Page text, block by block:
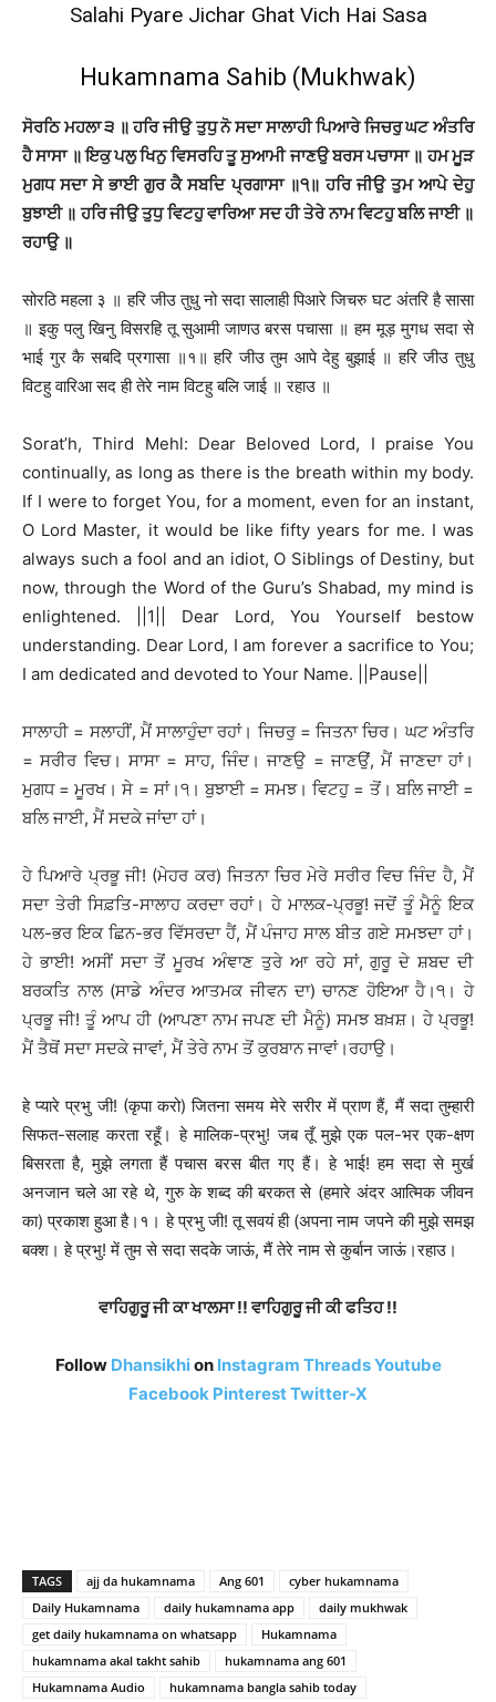
Salahi Pyare Jichar Ghat Vich Hai Sasa
Hukamnama Sahib (Mukhwak)
ਸੋਰਠਿ ਮਹਲਾ ੩ ॥ ਹਰਿ ਜੀਉ ਤੁਧੁ ਨੋ ਸਦਾ ਸਾਲਾਹੀ ਪਿਆਰੇ ਜਿਚਰੁ ਘਟ ਅੰਤਰਿ
ਹੈ ਸਾਸਾ ॥ ਇਕੁ ਪਲੁ ਖਿਨੁ ਵਿਸਰਹਿ ਤੂ ਸੁਆਮੀ ਜਾਣਉ ਬਰਸ ਪਚਾਸਾ ॥ ਹਮ ਮੂੜ
ਮੁਗਧ ਸਦਾ ਸੇ ਭਾਈ ਗੁਰ ਕੈ ਸਬਦਿ ਪ੍ਰਗਾਸਾ ॥੧॥ ਹਰਿ ਜੀਉ ਤੁਮ ਆਪੇ ਦੇਹੁ
ਬੁਝਾਈ ॥ ਹਰਿ ਜੀਉ ਤੁਧੁ ਵਿਟਹੁ ਵਾਰਿਆ ਸਦ ਹੀ ਤੇਰੇ ਨਾਮ ਵਿਟਹੁ ਬਲਿ ਜਾਈ ॥
ਰਹਾਉ ॥
सोरठि महला ३ ॥ हरि जीउ तुधु नो सदा सालाही पिआरे जिचरु घट अंतरि है सासा
॥ इकु पलु खिनु विसरहि तू सुआमी जाणउ बरस पचासा ॥ हम मूड़ मुगध सदा से
भाई गुर कै सबदि प्रगासा ॥१॥ हरि जीउ तुम आपे देहु बुझाई ॥ हरि जीउ तुधु
विटहु वारिआ सद ही तेरे नाम विटहु बलि जाई ॥ रहाउ ॥
Sorat’h, Third Mehl: Dear Beloved Lord, I praise You
continually, as long as there is the breath within my body.
If I were to forget You, for a moment, even for an instant,
O Lord Master, it would be like fifty years for me. I was
always such a fool and an idiot, O Siblings of Destiny, but
now, through the Word of the Guru’s Shabad, my mind is
enlightened. ||1|| Dear Lord, You Yourself bestow
understanding. Dear Lord, I am forever a sacrifice to You;
I am dedicated and devoted to Your Name. ||Pause||
ਸਾਲਾਹੀ = ਸਲਾਹੀਂ, ਮੈਂ ਸਾਲਾਹੁੰਦਾ ਰਹਾਂ। ਜਿਚਰੁ = ਜਿਤਨਾ ਚਿਰ। ਘਟ ਅੰਤਰਿ
= ਸਰੀਰ ਵਿਚ। ਸਾਸਾ = ਸਾਹ, ਜਿੰਦ। ਜਾਣਉ = ਜਾਣਉਂ, ਮੈਂ ਜਾਣਦਾ ਹਾਂ।
ਮੁਗਧ = ਮੂਰਖ। ਸੇ = ਸਾਂ।੧। ਬੁਝਾਈ = ਸਮਝ। ਵਿਟਹੁ = ਤੋਂ। ਬਲਿ ਜਾਈ =
ਬਲਿ ਜਾਈ, ਮੈਂ ਸਦਕੇ ਜਾਂਦਾ ਹਾਂ।
ਹੇ ਪਿਆਰੇ ਪ੍ਰਭੂ ਜੀ! (ਮੇਹਰ ਕਰ) ਜਿਤਨਾ ਚਿਰ ਮੇਰੇ ਸਰੀਰ ਵਿਚ ਜਿੰਦ ਹੈ, ਮੈਂ
ਸਦਾ ਤੇਰੀ ਸਿਫ਼ਤਿ-ਸਾਲਾਹ ਕਰਦਾ ਰਹਾਂ। ਹੇ ਮਾਲਕ-ਪ੍ਰਭੂ! ਜਦੋਂ ਤੂੰ ਮੈਨੂੰ ਇਕ
ਪਲ-ਭਰ ਇਕ ਛਿਨ-ਭਰ ਵਿੱਸਰਦਾ ਹੈਂ, ਮੈਂ ਪੰਜਾਹ ਸਾਲ ਬੀਤ ਗਏ ਸਮਝਦਾ ਹਾਂ।
ਹੇ ਭਾਈ! ਅਸੀਂ ਸਦਾ ਤੋਂ ਮੂਰਖ ਅੰਞਾਣ ਤੁਰੇ ਆ ਰਹੇ ਸਾਂ, ਗੁਰੂ ਦੇ ਸ਼ਬਦ ਦੀ
ਬਰਕਤਿ ਨਾਲ (ਸਾਡੇ ਅੰਦਰ ਆਤਮਕ ਜੀਵਨ ਦਾ) ਚਾਨਣ ਹੋਇਆ ਹੈ।੧। ਹੇ
ਪ੍ਰਭੂ ਜੀ! ਤੂੰ ਆਪ ਹੀ (ਆਪਣਾ ਨਾਮ ਜਪਣ ਦੀ ਮੈਨੂੰ) ਸਮਝ ਬਖ਼ਸ਼। ਹੇ ਪ੍ਰਭੂ!
ਮੈਂ ਤੈਥੋਂ ਸਦਾ ਸਦਕੇ ਜਾਵਾਂ, ਮੈਂ ਤੇਰੇ ਨਾਮ ਤੋਂ ਕੁਰਬਾਨ ਜਾਵਾਂ।ਰਹਾਉ।
हे प्यारे प्रभु जी! (कृपा करो) जितना समय मेरे सरीर में प्राण हैं, मैं सदा तुम्हारी
सिफत-सलाह करता रहूँ। हे मालिक-प्रभु! जब तूँ मुझे एक पल-भर एक-क्षण
बिसरता है, मुझे लगता हैं पचास बरस बीत गए हैं। हे भाई! हम सदा से मुर्ख
अनजान चले आ रहे थे, गुरु के शब्द की बरकत से (हमारे अंदर आत्मिक जीवन
का) प्रकाश हुआ है।१। हे प्रभु जी! तू सवयं ही (अपना नाम जपने की मुझे समझ
बक्श। हे प्रभु! में तुम से सदा सदके जाऊं, मैं तेरे नाम से कुर्बान जाऊं।रहाउ।
ਵਾਹਿਗੁਰੂ ਜੀ ਕਾ ਖਾਲਸਾ !! ਵਾਹਿਗੁਰੂ ਜੀ ਕੀ ਫਤਿਹ !!
Follow Dhansikhion Instagram ThreadsYoutube
Facebook PinterestTwitter-X
TAGS ajj da hukamnama Ang 601
cyber hukamnama
Daily Hukamnama
daily hukamnama app
daily mukhwak
get daily hukamnama on whatsapp
Hukamnama
hukamnama akal takht sahib
hukamnama ang 601
Hukamnama Audio
hukamnama bangla sahib today